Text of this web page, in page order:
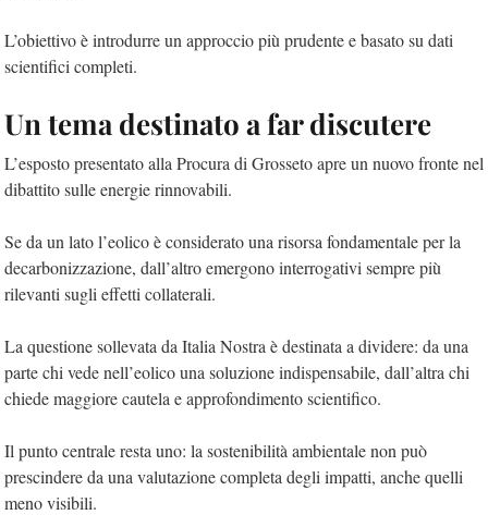
L’obiettivo è introdurre un approccio più prudente e basato su dati
scientifici completi.
Un tema destinato a far discutere
L’esposto presentato alla Procura di Grosseto apre un nuovo fronte nel
dibattito sulle energie rinnovabili.
Se da un lato l’eolico è considerato una risorsa fondamentale per la
decarbonizzazione, dall’altro emergono interrogativi sempre più
rilevanti sugli effetti collaterali.
La questione sollevata da Italia Nostra è destinata a dividere: da una
parte chi vede nell’eolico una soluzione indispensabile, dall’altra chi
chiede maggiore cautela e approfondimento scientifico.
Il punto centrale resta uno: la sostenibilità ambientale non può
prescindere da una valutazione completa degli impatti, anche quelli
meno visibili.